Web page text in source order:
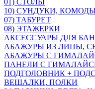
01) СТОЛЫ
10) СУНДУКИ,
07) ТАБУРЕТ
08) ЭТАЖЕРКИ
АКСЕССУАРЫ ДЛЯ
АБАЖУРЫ ИЗ ЛИПЫ,
АБАЖУРЫ С
ПАНЕЛИ С
ПОДГОЛОВНИК +
ВЕШАЛКИ, ПОЛКИ